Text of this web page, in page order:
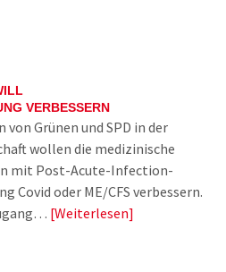
VERBESSERN
Grünen und SPD in der
wollen die medizinische
mit Post-Acute-Infection-
Covid oder ME/CFS verbessern.
Weiterlesen